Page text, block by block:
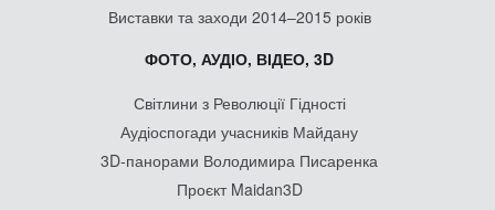
Виставки та заходи 2014–2015 років
ФОТО, АУДІО, ВІДЕО, 3D
Світлини з Революції Гідності
Аудіоспогади учасників Майдану
3D-панорами Володимира Писаренка
Проєкт Maidan3D